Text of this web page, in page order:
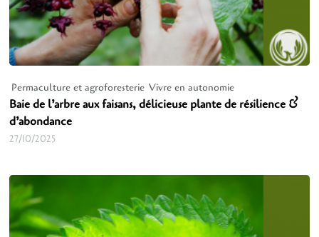
Permaculture et agroforesterie Vivre en autonomie
Baie de l’arbre aux faisans, délicieuse plante de résilience &
d’abondance
27/10/2025